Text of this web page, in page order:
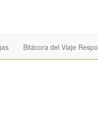
Bitácora del Viaje